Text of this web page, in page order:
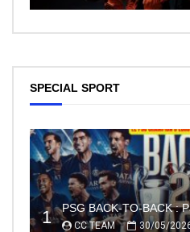
SPECIAL SPORT
1 PSG BACK-TO-BACK :
CC TEAM 30/05/